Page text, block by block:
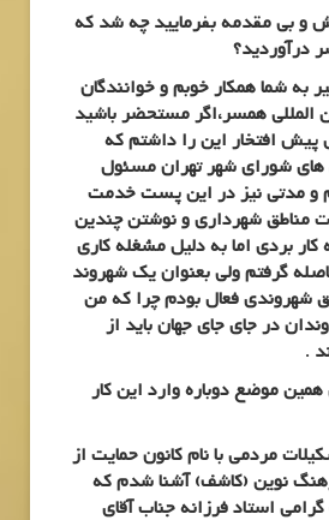
و بی مقدمه بفرمایید چه شد که
درآوردید؟
به شما همکار خوبم و خوانندگان
المللی همسر،اگر مستحضر باشید
افتخار این را داشتم که
های شورای شهر تهران مسئول
و مدتی نیز در این پست خدمت
مناطق شهرداری و نوشتن چندین
بردی اما به دلیل مشغله کاری
گرفتم ولی بعنوان یک شهروند
شهروندی فعال بودم چرا که من
در جای جای جهان باید از
.
موضع دوباره وارد این کار
مردمی با نامکانون حمایت از
نوین (کاشف)آشنا شدم که
استاد فرزانه جناب آقای